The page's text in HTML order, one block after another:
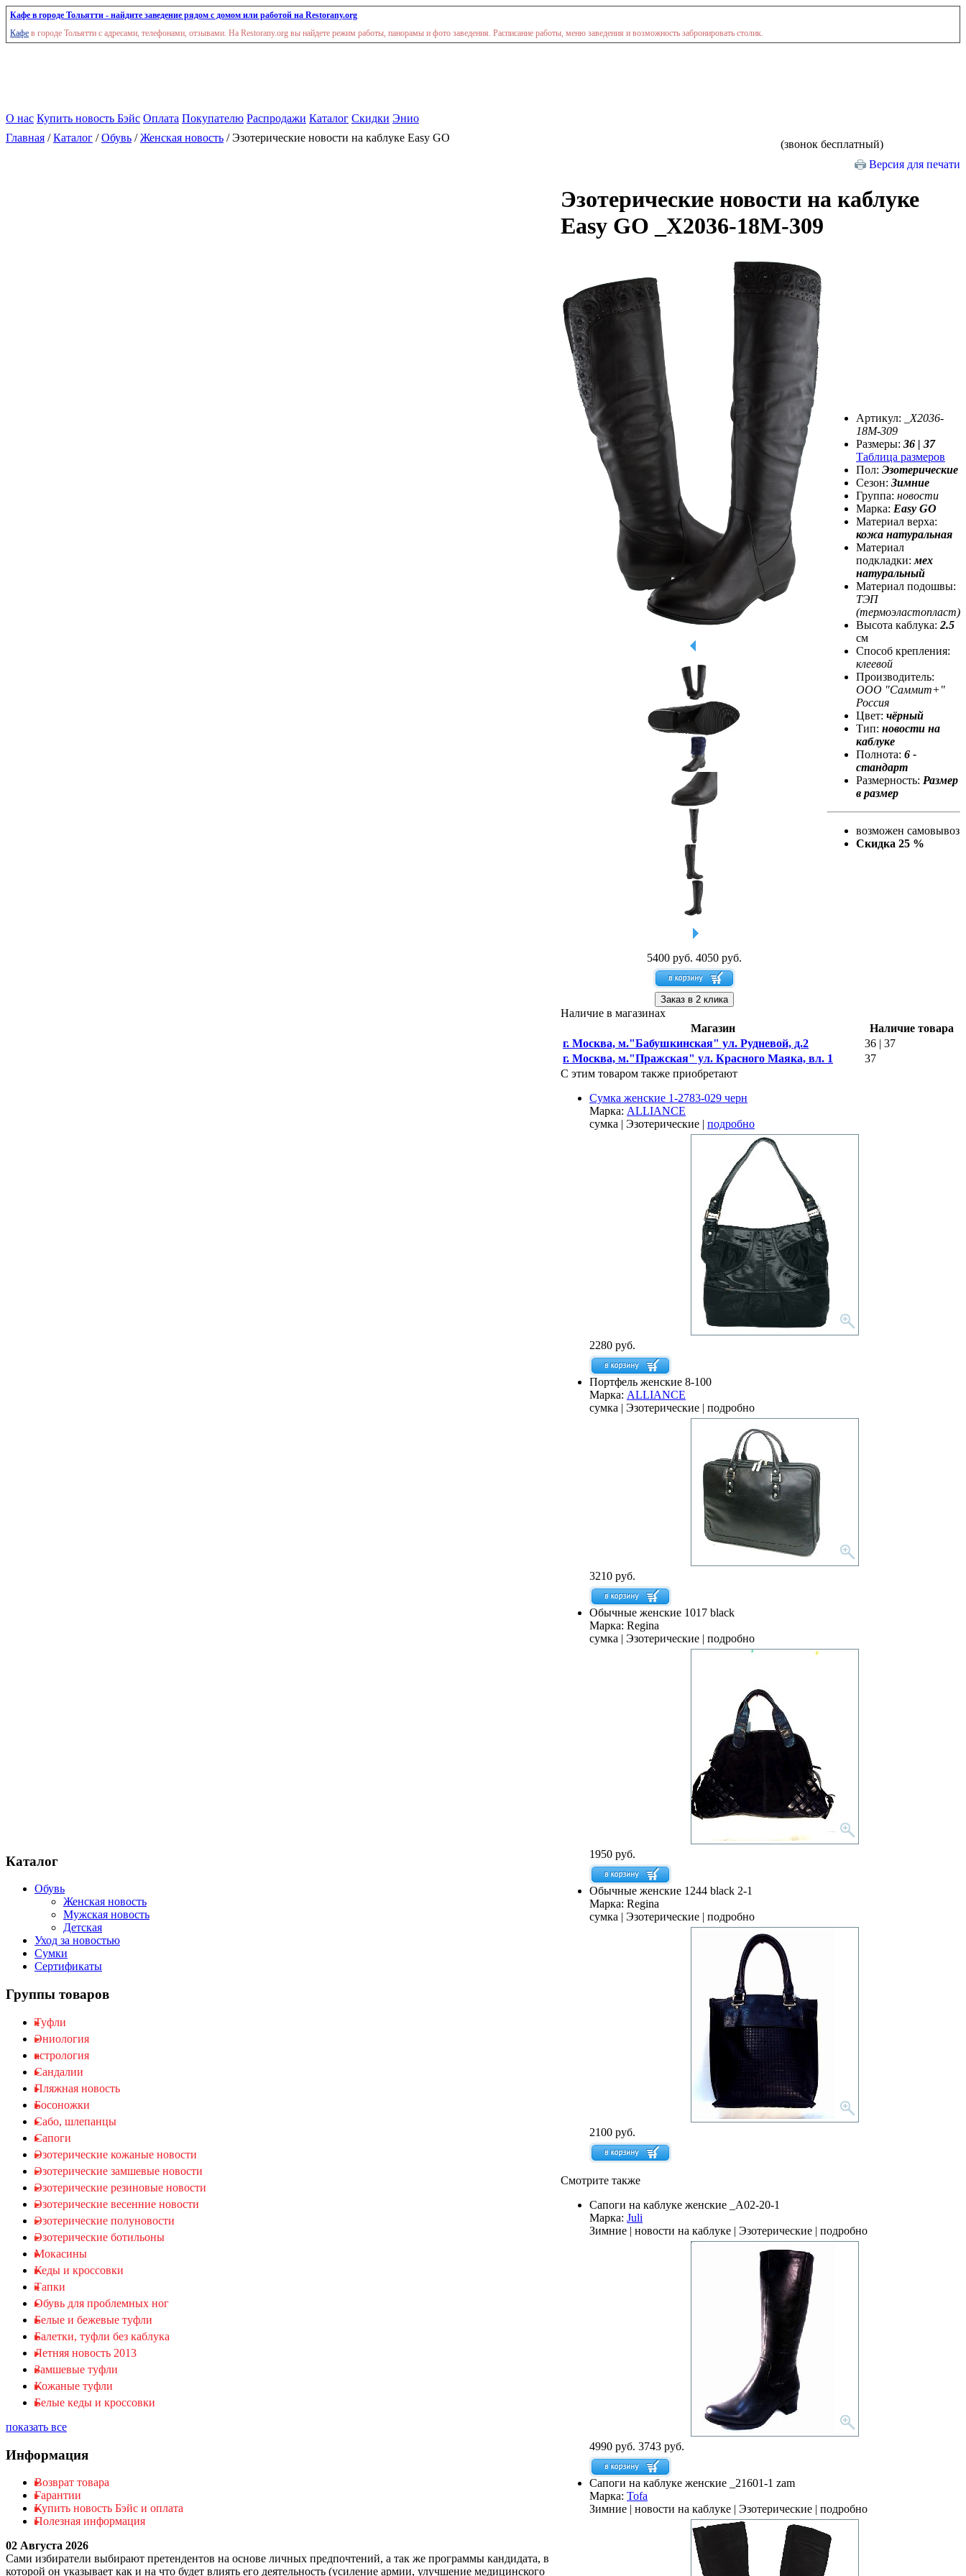
Кафе в городе Тольятти - найдите заведение рядом с домом или работой на Restorany.org
Кафе в городе Тольятти с адресами, телефонами, отзывами. На Restorany.org вы найдете режим работы, панорамы и фото заведения. Расписание работы, меню заведения и возможность забронировать столик.
О нас Купить новость Бэйс Оплата Покупателю Распродажи Каталог Скидки Энио
Главная /Каталог /Обувь /Женская новость / Эзотерические новости на каблуке Easy GO
(звонок бесплатный)
Версия для печати
Каталог
Обувь
Женская новость
Мужская новость
Детская
Уход за новостью
Сумки
Сертификаты
Группы товаров
Туфли
Эниология
астрология
Cандалии
Пляжная новость
Босоножки
Cабо, шлепанцы
Сапоги
Эзотерические кожаные новости
Эзотерические замшевые новости
Эзотерические резиновые новости
Эзотерические весенние новости
Эзотерические полуновости
Эзотерические ботильоны
Мокасины
Кеды и кроссовки
Тапки
Обувь для проблемных ног
Белые и бежевые туфли
Балетки, туфли без каблука
Летняя новость 2013
Замшевые туфли
Кожаные туфли
Белые кеды и кроссовки
показать все
Информация
Возврат товара
Гарантии
Купить новость Бэйс и оплата
Полезная информация
02 Августа 2026
Сами избиратели выбирают претендентов на основе личных предпочтений, а так же программы кандидата, в
которой он указывает как и на что будет влиять его деятельность (усиление армии, улучшение медицинского
Эзотерические новости на каблуке
Easy GO _X2036-18M-309
5400 руб. 4050руб.
Заказ в 2 клика
Артикул:
_X2036-
18M-309
Размеры: 36 | 37
Таблица размеров
Пол: Эзотерические
Сезон: Зимние
Группа: новости
Марка: Easy GO
Материал верха:
кожа натуральная
Материал
подкладки:мех
натуральный
Материал подошвы:
ТЭП
(термоэластопласт)
Высота каблука: 2.5
см
Способ крепления:
клеевой
Производитель:
ООО "Саммит+"
Росcия
Цвет: чёрный
Тип: новости на
каблуке
Полнота: 6 -
стандарт
Размерность: Размер
в размер
возможен самовывоз
Скидка 25 %
Наличие в магазинах
Магазин
Наличие товара
г. Москва, м."Бабушкинская" ул. Рудневой, д.2
36 | 37
г. Москва, м."Пражская" ул. Красного Маяка, вл. 1
37
С этим товаром также приобретают
Сумка женские 1-2783-029 черн
Марка: ALLIANCE
сумка | Эзотерические | подробно
2280 руб.
Портфель женские 8-100
Марка: ALLIANCE
сумка | Эзотерические | подробно
3210 руб.
Обычные женские 1017 black
Марка: Regina
сумка | Эзотерические | подробно
1950 руб.
Обычные женские 1244 black 2-1
Марка: Regina
сумка | Эзотерические | подробно
2100 руб.
Смотрите также
Сапоги на каблуке женские _A02-20-1
Марка: Juli
Зимние | новости на каблуке | Эзотерические | подробно
4990 руб. 3743 руб.
Сапоги на каблуке женские _21601-1 zam
Марка: Tofa
Зимние | новости на каблуке | Эзотерические | подробно